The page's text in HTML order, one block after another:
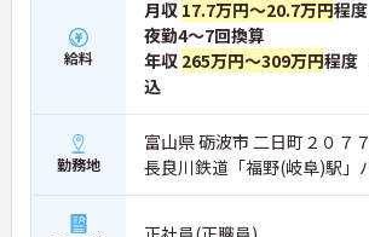
給料
月収 17.7万円～20.7万円程
夜勤4～7回換算
年収 265万円～309万円程度
込
勤務地
富山県 砺波市 二日町２０７
長良川鉄道「福野(岐阜)駅」